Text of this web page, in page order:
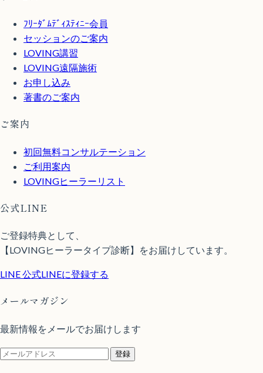
ﾌﾘｰﾀﾞﾑﾃﾞｨｽﾃｨﾆｰ会員
セッションのご案内
LOVING講習
LOVING遠隔施術
お申し込み
著書のご案内
ご案内
初回無料コンサルテーション
ご利用案内
LOVINGヒーラーリスト
公式LINE
ご登録特典として、
【LOVINGヒーラータイプ診断】をお届けしています。
LINE公式LINEに登録する
メールマガジン
最新情報をメールでお届けします
登録